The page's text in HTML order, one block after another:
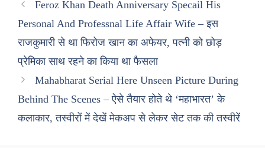
Feroz Khan Death Anniversary Specail His
Personal And Professnal Life Affair Wife – इस
राजकुमारी से था फिरोज खान का अफेयर, पत्नी को छोड़
प्रेमिका साथ रहने का किया था फैसला
Mahabharat Serial Here Unseen Picture During
Behind The Scenes – ऐसे तैयार होते थे ‘महाभारत’ के
कलाकार, तस्वीरों में देखें मेकअप से लेकर सेट तक की तस्वीरें